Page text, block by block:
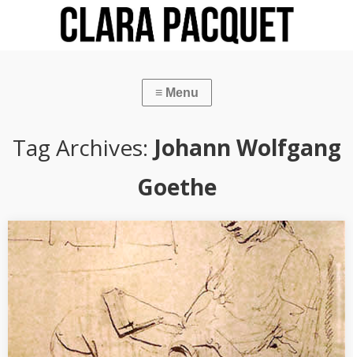
Tag Archives: Johann Wolfgang
Goethe
[WISS. BEITRAG] Die Erfahrung der Geschichte
C. Pacquet, « L’expérience de l’histoire. Des rapports entre
esthétique et histoire de l’art chez Karl Philipp Moritz, Johann
Wolfgang Goethe et Johann Gottfried Herder », in: Andreas Beyer
und…